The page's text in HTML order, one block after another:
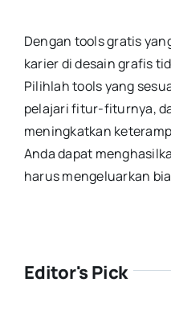
Dengan tools gratis
karier di desain grafis
Pilihlah tools yang
pelajari fitur-fiturnya,
meningkatkan
Anda dapat
harus mengeluarkan
Editor's Pick